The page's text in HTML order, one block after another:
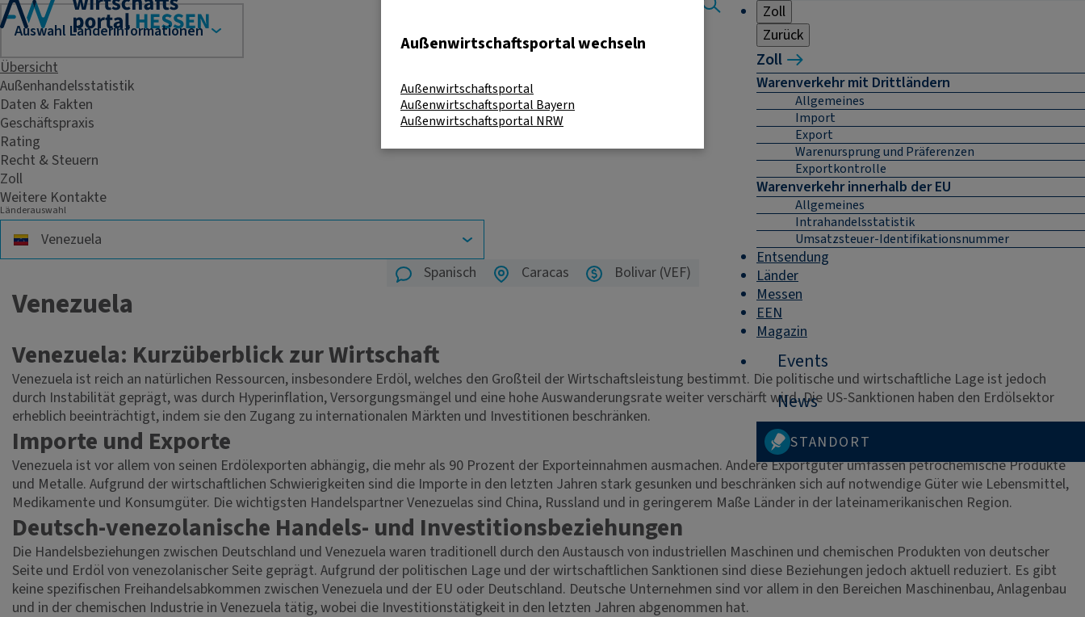
Zoll
Zurück
Zoll
Warenverkehr mit Drittländern
Allgemeines
Import
Export
Warenursprung und Präferenzen
Exportkontrolle
Warenverkehr innerhalb der EU
Allgemeines
Intrahandelsstatistik
Umsatzsteuer-Identifikationsnummer
Entsendung
Länder
Messen
EEN
Magazin
Events
News
STANDORT
Übersicht
Außenhandelsstatistik
Daten & Fakten
Geschäftspraxis
Rating
Recht & Steuern
Zoll
Weitere Kontakte
Länderauswahl
Spanisch Caracas Bolivar (VEF)
Venezuela
Venezuela: Kurzüberblick zur Wirtschaft
Venezuela ist reich an natürlichen Ressourcen, insbesondere Erdöl, welches den Großteil der Wirtschaftsleistung bestimmt. Die politische und wirtschaftliche Lage ist jedoch
durch Instabilität geprägt, was durch Hyperinflation, Versorgungsmängel und eine hohe Auswanderungsrate weiter verschärft wird. Die US-Sanktionen haben den Erdölsektor
erheblich beeinträchtigt, indem sie den Zugang zu internationalen Märkten und Investitionen beschränken.
Importe und Exporte
Venezuela ist vor allem von seinen Erdölexporten abhängig, die mehr als 90 Prozent der Exporteinnahmen ausmachen. Andere Exportgüter umfassen petrochemische Produkte
und Metalle. Aufgrund der wirtschaftlichen Schwierigkeiten sind die Importe in den letzten Jahren stark gesunken und beschränken sich auf notwendige Güter wie Lebensmittel,
Medikamente und Konsumgüter. Die wichtigsten Handelspartner Venezuelas sind China, Russland und in geringerem Maße Länder in der lateinamerikanischen Region.
Deutsch-venezolanische Handels- und Investitionsbeziehungen
Die Handelsbeziehungen zwischen Deutschland und Venezuela waren traditionell durch den Austausch von industriellen Maschinen und chemischen Produkten von deutscher
Seite und Erdöl von venezolanischer Seite geprägt. Aufgrund der politischen Lage und der wirtschaftlichen Sanktionen sind diese Beziehungen jedoch aktuell reduziert. Es gibt
keine spezifischen Freihandelsabkommen zwischen Venezuela und der EU oder Deutschland. Deutsche Unternehmen sind vor allem in den Bereichen Maschinenbau, Anlagenbau
und in der chemischen Industrie in Venezuela tätig, wobei die Investitionstätigkeit in den letzten Jahren abgenommen hat.
Außenwirtschaftsportal wechseln
Außenwirtschaftsportal
Außenwirtschaftsportal Bayern
Außenwirtschaftsportal NRW